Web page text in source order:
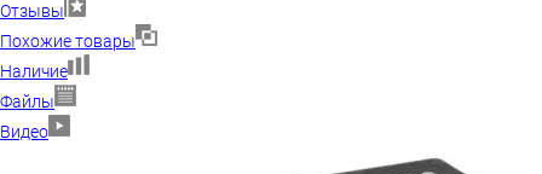
Отзывы
Похожие товары
Наличие
Файлы
Видео